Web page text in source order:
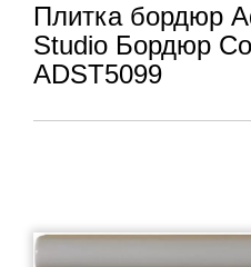
Плитка бордюр
Studio Бордюр
ADST5099